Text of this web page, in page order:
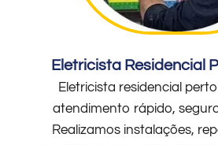
Eletricista Residencial
Eletricista residencial
atendimento rápido,
Realizamos instalações,